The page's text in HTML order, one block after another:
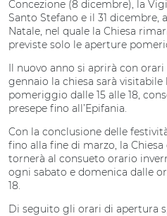
Concezione (8 dicembre), la
Santo Stefano e il 31 dicembre,
Natale, nel quale la Chiesa
previste solo le aperture
Il nuovo anno si aprirà con orari
gennaio la chiesa sarà visitabile
pomeriggio dalle 15 alle 18,
presepe fino all’Epifania.
Con la conclusione delle
fino alla fine di marzo, la
tornerà al consueto orario
ogni sabato e domenica dalle
18.
Di seguito gli orari di apertura